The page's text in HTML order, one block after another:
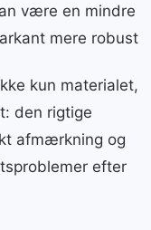
være en mindre
mere robust
kun materialet,
den rigtige
afmærkning og
efter